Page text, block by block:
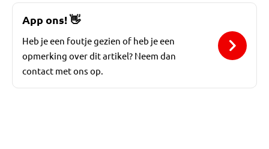
App ons!👋
Heb je een foutje gezien of heb je een
opmerking over dit artikel? Neem dan
contact met ons op.